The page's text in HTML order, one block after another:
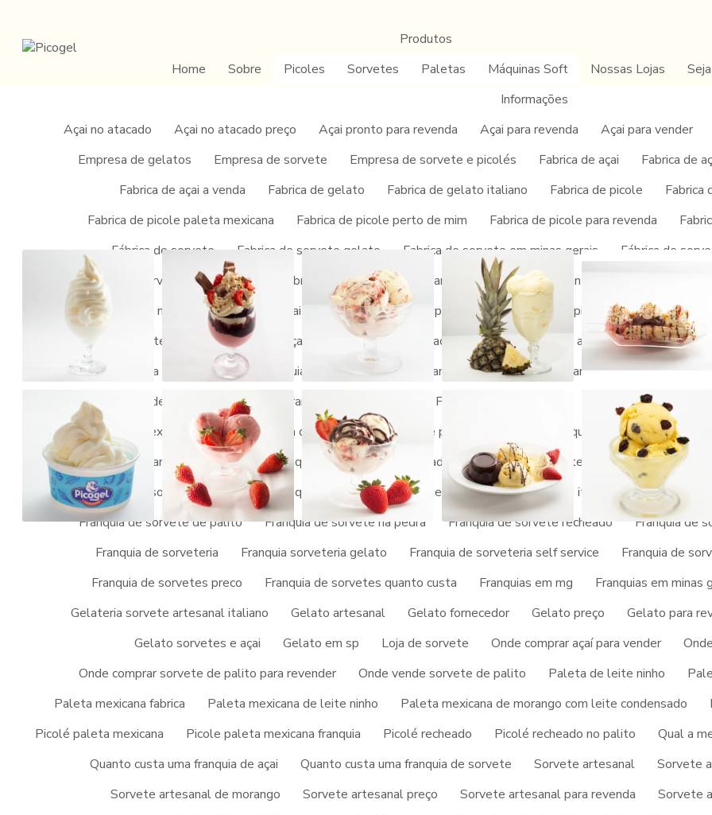
Home Sobre
Produtos
Picoles
Sorvetes Paletas Máquinas Soft Nossas Lojas
Informações
Açai no atacado
Açai no atacado preço Açai pronto para revenda Açai para revenda Açai para vender
Empresa de gelatos
Empresa de sorvete Empresa de sorvete e picolés Fabrica de açai Fabrica de
Fabrica de açai a venda
Fabrica de gelato Fabrica de gelato italiano Fabrica de picole Fabrica
Fabrica de picole paleta mexicana
Fabrica de picole perto de mim Fabrica de picole para revenda
Fábrica de sorvete
Fabrica de sorvete gelato Fabrica de sorvete em minas gerais Fábrica de
Fábrica de sorvete para revenda
Fabricante de açaí Fabricante de picolé Fabricantes de açaí no brasil
Fornecedor de açai mg
Fornecedor de açai puro Fornecedor de picolé Fornecedor de picole e sorvete
Franquia de açai artesanal
Franquia de açai barata Franquia de açai preço Franquia de açai quanto custa
Franquia de acai em sp
Franquia de açai na tigela Franquia de açai valor Franquia de açaiteria
Franquia de gelato artesanal
Franquia gelato churros Franquia gelato italiano Franquia de paletas
Franquia paletas mexicanas valor
Franquia de picole Franquia de picolé no palito Franquia de picole e sorvete
Franquia sorvete artesanal italiano
Franquia de sorvete por atacado Franquia de sorvete barata Franquia
Franquia de sorvete ice cream
Franquia de sorvete de iogurte Franquia de sorvete italiano Franquia de
Franquia de sorvete de palito
Franquia de sorvete na pedra Franquia de sorvete recheado Franquia de
Franquia de sorveteria
Franquia sorveteria gelato Franquia de sorveteria self service Franquia de
Franquia de sorvetes preco
Franquia de sorvetes quanto custa Franquias em mg Franquias em minas
Gelateria sorvete artesanal italiano
Gelato artesanal Gelato fornecedor Gelato preço Gelato para
Gelato sorvetes e açai
Gelato em sp Loja de sorvete Onde comprar açaí para vender
Onde comprar sorvete de palito para revender
Onde vende sorvete de palito Paleta de leite ninho
Paleta mexicana fabrica
Paleta mexicana de leite ninho Paleta mexicana de morango com leite condensado
Picolé paleta mexicana
Picole paleta mexicana franquia Picolé recheado Picolé recheado no palito Qual a
Quanto custa uma franquia de açai
Quanto custa uma franquia de sorvete Sorvete artesanal Sorvete
Sorvete artesanal de morango
Sorvete artesanal preço Sorvete artesanal para revenda Sorvete
Franquia de sorvete ice cream
Clique nas imagens para ampliar
CONHEÇA MAIS DETALHES SOBRE UMA EMPRESA
ESPECIALIZADA EM FRANQUIA DE SORVETE ICE
açaí, visando sempre a qualidade final para obter a fidelização do cliente.
Ainda falando sobrefranquia de sorvete ice cream , priorize empresas que tenham ótima qualidade e personalização para
cada necessidade, detalhes que são deixados de lado por muitas empresas que não focam na fidelização do cliente.
Então, aproveite este momento, faça uma cotação agora mesmo com nossa equipe para um atendimento personalizado para